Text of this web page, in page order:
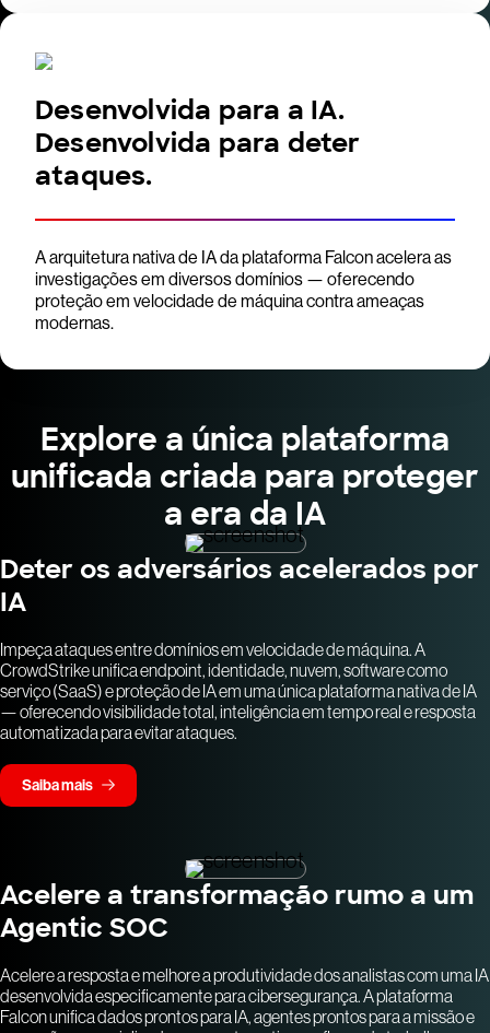
Desenvolvida para a IA.
Desenvolvida para deter
ataques.
A arquitetura nativa de IA da plataforma Falcon acelera as
investigações em diversos domínios — oferecendo
proteção em velocidade de máquina contra ameaças
modernas.
Explore a única plataforma
unificada criada para proteger
a era da IA
Deter os adversários acelerados por
IA
Impeça ataques entre domínios em velocidade de máquina. A
CrowdStrike unifica endpoint, identidade, nuvem, software como
serviço (SaaS) e proteção de IA em uma única plataforma nativa de IA
— oferecendo visibilidade total, inteligência em tempo real e resposta
automatizada para evitar ataques.
Saiba mais
Acelere a transformação rumo a um
Agentic SOC
Acelere a resposta e melhore a produtividade dos analistas com uma IA
desenvolvida especificamente para cibersegurança. A plataforma
Falcon unifica dados prontos para IA, agentes prontos para a missão e